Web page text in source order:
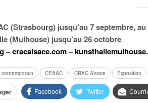
(Strasbourg) jusqu’au 7 septembre,
(Mulhouse) jusqu’au 26 octobre
–cracalsace.com–
contemporain CEAAC CRAC Alsace Exposition
Facebook Twitter